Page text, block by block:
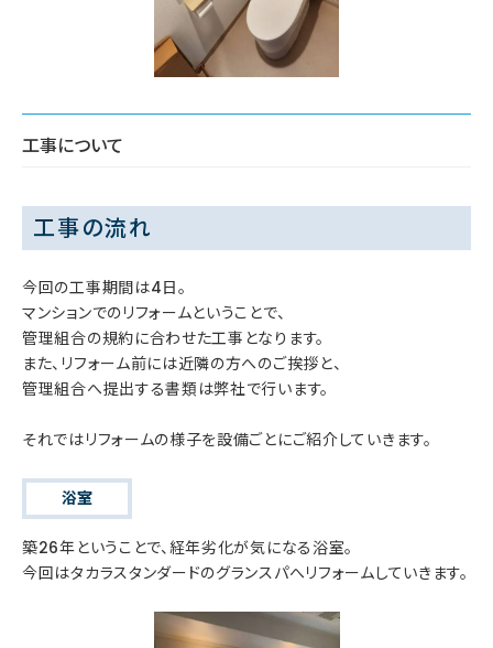
工事について
工事の流れ
今回の工事期間は4日。
マンションでのリフォームということで、
管理組合の規約に合わせた工事となります。
また、リフォーム前には近隣の方へのご挨拶と、
管理組合へ提出する書類は弊社で行います。
それではリフォームの様子を設備ごとにご紹介していきます。
浴室
築26年ということで、経年劣化が気になる浴室。
今回はタカラスタンダードのグランスパへリフォームしていきます。